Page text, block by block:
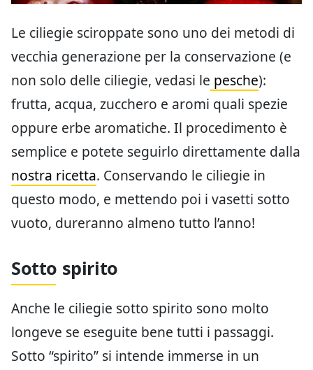
Le ciliegie sciroppate sono uno dei metodi di
vecchia generazione per la conservazione (e
non solo delle ciliegie, vedasi le pesche):
frutta, acqua, zucchero e aromi quali spezie
oppure erbe aromatiche. Il procedimento è
semplice e potete seguirlo direttamente dalla
nostra ricetta. Conservando le ciliegie in
questo modo, e mettendo poi i vasetti sotto
vuoto, dureranno almeno tutto l’anno!
Sotto spirito
Anche le ciliegie sotto spirito sono molto
longeve se eseguite bene tutti i passaggi.
Sotto “spirito” si intende immerse in un